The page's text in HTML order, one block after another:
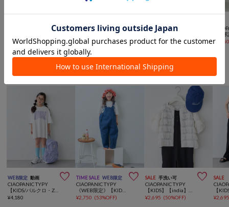
3,960 ( 20%OFF)
CIAOPANIC TYPY
¥2,200 (50%OFF)
CIAOPANIC TYPY
¥ 2,695 (50%OFF) ¥
CIAOPANIC TYPYからのおすすめ
WEB限定 動画 
CIAOPANIC TYPY
¥4,180
TIME SALE WEB限定 
CIAOPANIC TYPY
¥2,750 (53%OFF)
SALE 手洗い可 
CIAOPANIC TYPY
¥2,695 (50%OFF)
SALE
¥